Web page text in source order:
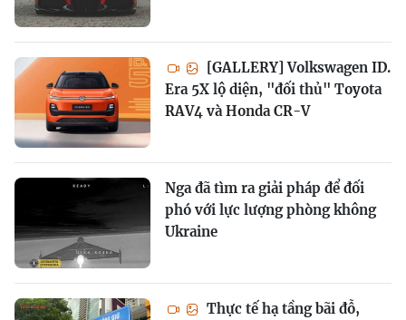
[GALLERY] Volkswagen ID.
Era 5X lộ diện, "đối thủ" Toyota
RAV4 và Honda CR-V
Nga đã tìm ra giải pháp để đối
phó với lực lượng phòng không
Ukraine
Thực tế hạ tầng bãi đỗ,